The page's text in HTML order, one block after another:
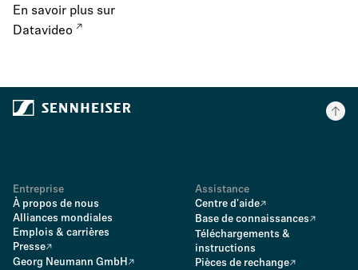
En savoir plus sur
Datavideo
Entreprise
À propos de nous
Alliances mondiales
Emplois & carrières
Presse
Georg Neumann GmbH
Assistance
Centre d'aide
Base de connaissances
Téléchargements &
instructions
Pièces de rechange